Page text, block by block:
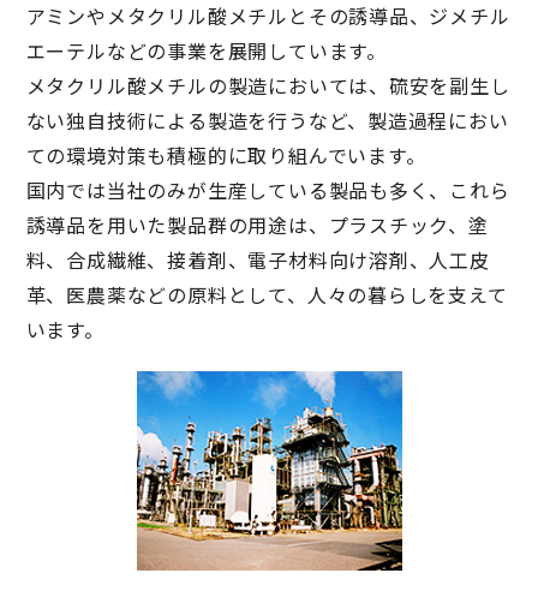
アミンやメタクリル酸メチルとその誘導品、ジメチル
エーテルなどの事業を展開しています。
メタクリル酸メチルの製造においては、硫安を副生し
ない独自技術による製造を行うなど、製造過程におい
ての環境対策も積極的に取り組んでいます。
国内では当社のみが生産している製品も多く、これら
誘導品を用いた製品群の用途は、プラスチック、塗
料、合成繊維、接着剤、電子材料向け溶剤、人工皮
革、医農薬などの原料として、人々の暮らしを支えて
います。